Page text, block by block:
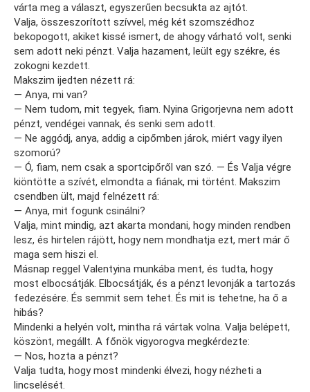
várta meg a választ, egyszerűen becsukta az ajtót.
Valja, összeszorított szívvel, még két szomszédhoz
bekopogott, akiket kissé ismert, de ahogy várható volt, senki
sem adott neki pénzt. Valja hazament, leült egy székre, és
zokogni kezdett.
Makszim ijedten nézett rá:
— Anya, mi van?
— Nem tudom, mit tegyek, fiam. Nyina Grigorjevna nem adott
pénzt, vendégei vannak, és senki sem adott.
— Ne aggódj, anya, addig a cipőmben járok, miért vagy ilyen
szomorú?
— Ó, fiam, nem csak a sportcipőről van szó. — És Valja végre
kiöntötte a szívét, elmondta a fiának, mi történt. Makszim
csendben ült, majd felnézett rá:
— Anya, mit fogunk csinálni?
Valja, mint mindig, azt akarta mondani, hogy minden rendben
lesz, és hirtelen rájött, hogy nem mondhatja ezt, mert már ő
maga sem hiszi el.
Másnap reggel Valentyina munkába ment, és tudta, hogy
most elbocsátják. Elbocsátják, és a pénzt levonják a tartozás
fedezésére. És semmit sem tehet. És mit is tehetne, ha ő a
hibás?
Mindenki a helyén volt, mintha rá vártak volna. Valja belépett,
köszönt, megállt. A főnök vigyorogva megkérdezte:
— Nos, hozta a pénzt?
Valja tudta, hogy most mindenki élvezi, hogy nézheti a
lincselését.